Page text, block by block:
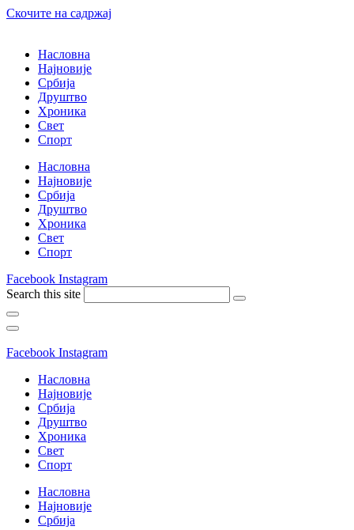
Скочите на садржај
Насловна
Најновије
Србија
Друштво
Хроника
Свет
Спорт
Насловна
Најновије
Србија
Друштво
Хроника
Свет
Спорт
Facebook Instagram
Search this site
Facebook Instagram
Насловна
Најновије
Србија
Друштво
Хроника
Свет
Спорт
Насловна
Најновије
Србија